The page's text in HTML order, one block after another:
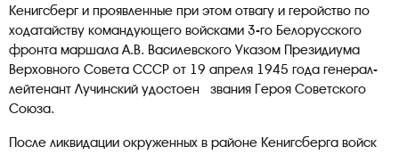
Кенигсберг и проявленные при этом отвагу и геройство по
ходатайству командующего войсками 3-го Белорусского
фронта маршала А.В. Василевского Указом Президиума
Верховного Совета СССР от 19 апреля 1945 года генерал-
лейтенант Лучинский удостоен звания Героя Советского
Союза.
После ликвидации окруженных в районе Кенигсберга войск